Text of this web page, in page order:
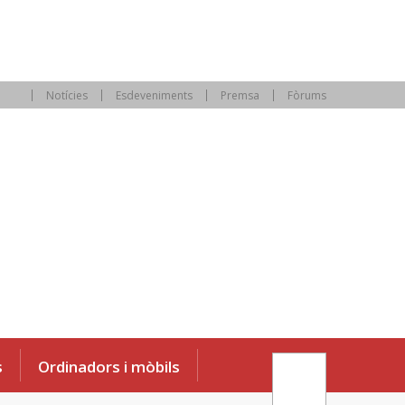
Notícies Esdeveniments Premsa Fòrums
Ordinadors i mòbils